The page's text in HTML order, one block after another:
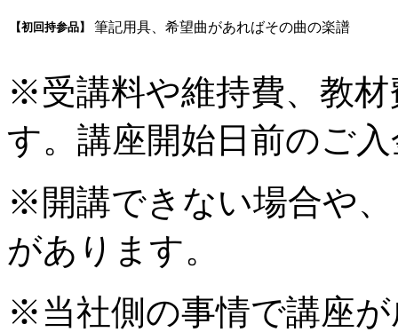
【初回持参品】 筆記用具、希望曲があればその曲の楽譜
※受講料や維持費、教
す。講座開始日前のご
※開講できない場合や
があります。
※当社側の事情で講座